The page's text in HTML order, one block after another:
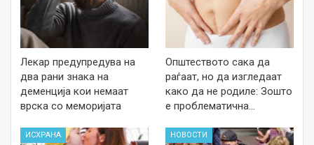
Лекар предупредува на
два рани знака на
деменција кои немаат
врска со меморијата
Општеството сака да
раѓаат, но да изгледаат
како да не родиле: Зошто
е проблематична…
ИСХРАНА НОВОСТИ